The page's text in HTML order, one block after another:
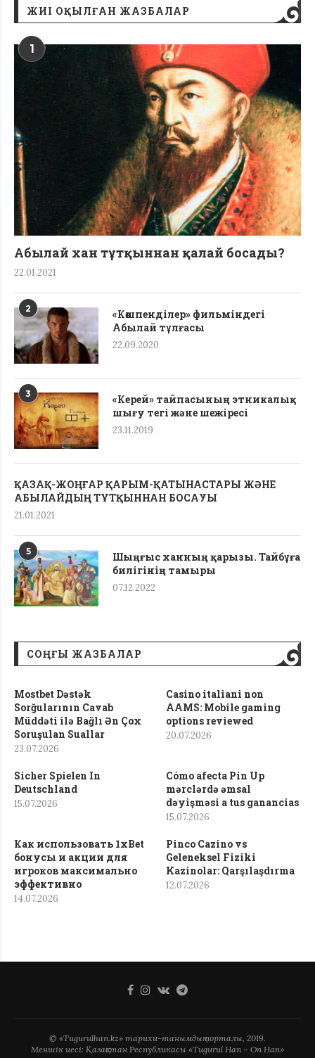
ЖИІ ОҚЫЛҒАН ЖАЗБАЛАР
1
Абылай хан тұтқыннан қалай босады?
22.01.2021
2
«Көшпенділер» фильміндегі
Абылай тұлғасы
22.09.2020
3
«Керей» тайпасының этникалық
шығу тегі жəне шежіресі
23.11.2019
ҚАЗАҚ-ЖОҢҒАР ҚАРЫМ-ҚАТЫНАСТАРЫ ЖӘНЕ
АБЫЛАЙДЫҢ ТҰТҚЫННАН БОСАУЫ
21.01.2021
5
Шыңғыс ханның қарызы. Тайбұға
билігінің тамыры
07.12.2022
СОҢҒЫ ЖАЗБАЛАР
Mostbet Dəstək
Sorğularının Cavab
Müddəti ilə Bağlı Ən Çox
Soruşulan Suallar
23.07.2026
Casino italiani non
AAMS: Mobile gaming
options reviewed
20.07.2026
Sicher Spielen In
Deutschland
15.07.2026
Cómo afecta Pin Up
mərclərdə əmsal
dəyişməsi a tus ganancias
15.07.2026
Как использовать 1xBet
бонусы и акции для
игроков максимально
эффективно
14.07.2026
Pinco Cazino vs
Geleneksel Fiziki
Kazinolar: Qarşılaşdırma
12.07.2026
© «Tugurulhan.kz» тарихи-танымдық порталы, 2019.
Меншік иесі: Қазақстан Республикасы «Tugurul Han – On Han»